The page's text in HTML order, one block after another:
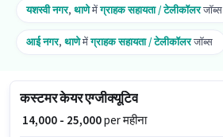
यशस्वी नगर, थाणेमेंग्राहक सहायता / टेलीकॉलरजॉब्स
आई नगर, थाणेमेंग्राहक सहायता / टेलीकॉलरजॉब्स
कस्टमर केयर एग्जीक्यूटिव
₹ 14,000 - 25,000per महीना